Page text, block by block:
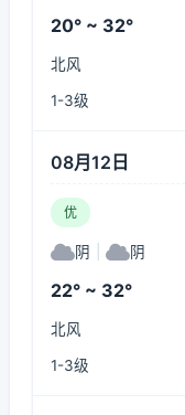
20° ~ 32°
北风
1-3级
08月12日
优
阴 阴
22° ~ 32°
北风
1-3级